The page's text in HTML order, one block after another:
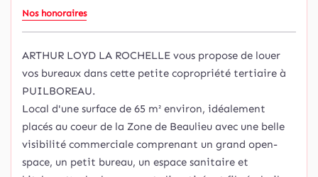
Nos honoraires
ARTHUR LOYD LA ROCHELLE vous propose de louer
vos bureaux dans cette petite copropriété tertiaire à
PUILBOREAU.
Local d'une surface de 65 m² environ, idéalement
placés au coeur de la Zone de Beaulieu avec une belle
visibilité commerciale comprenant un grand open-
space, un petit bureau, un espace sanitaire et